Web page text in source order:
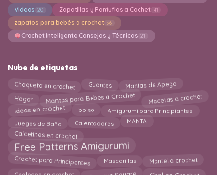
Videos 20 Zapatillas y Pantuflas a Cochet 41
zapatos para bebés a crochet 36
Crochet Inteligente Consejos y Técnicas 21
Nube de etiquetas
Chaqueta en crochet Guantes Mantas de Apego
Hogar Mantas para Bebes a Crochet Macetas a crochet
Ideas en crochet bolso Amigurumi para Principiantes
Juegos de Baño Calentadores MANTA
Calcetines en crochet
Free Patterns Amigurumi
Crochet para Principantes Mascarillas Mantel a crochet
Chalecos en crochet Grannys Square Chal en Crochet